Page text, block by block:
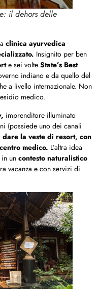
il dehors delle
clinica ayurvedica
Insignito per ben
e sei volte State’s Best
indiano e da quello del
a livello internazionale. Non
medico.
imprenditore illuminato
(possiede uno dei canali
dare la veste di resort, con
medico. L’altra idea
un contesto naturalistico
vacanza e con servizi di